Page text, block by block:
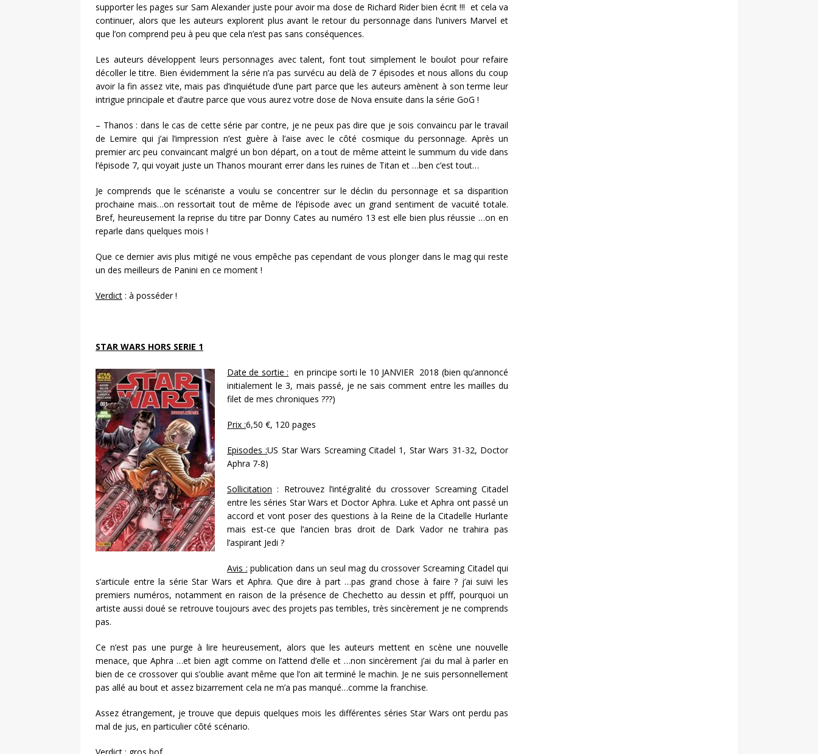
supporter les pages sur Sam Alexander juste pour avoir ma dose de Richard Rider bien écrit !!! et cela va
continuer, alors que les auteurs explorent plus avant le retour du personnage dans l’univers Marvel et
que l’on comprend peu à peu que cela n’est pas sans conséquences.
Les auteurs développent leurs personnages avec talent, font tout simplement le boulot pour refaire
décoller le titre. Bien évidemment la série n’a pas survécu au delà de 7 épisodes et nous allons du coup
avoir la fin assez vite, mais pas d’inquiétude d’une part parce que les auteurs amènent à son terme leur
intrigue principale et d’autre parce que vous aurez votre dose de Nova ensuite dans la série GoG !
– Thanos : dans le cas de cette série par contre, je ne peux pas dire que je sois convaincu par le travail
de Lemire qui j’ai l’impression n’est guère à l’aise avec le côté cosmique du personnage. Après un
premier arc peu convaincant malgré un bon départ, on a tout de même atteint le summum du vide dans
l’épisode 7, qui voyait juste un Thanos mourant errer dans les ruines de Titan et …ben c’est tout…
Je comprends que le scénariste a voulu se concentrer sur le déclin du personnage et sa disparition
prochaine mais…on ressortait tout de même de l’épisode avec un grand sentiment de vacuité totale.
Bref, heureusement la reprise du titre par Donny Cates au numéro 13 est elle bien plus réussie …on en
reparle dans quelques mois !
Que ce dernier avis plus mitigé ne vous empêche pas cependant de vous plonger dans le mag qui reste
un des meilleurs de Panini en ce moment !
Verdict : à posséder !
STAR WARS HORS SERIE 1
Date de sortie : en principe sorti le 10 JANVIER 2018 (bien qu’annoncé
initialement le 3, mais passé, je ne sais comment entre les mailles du
filet de mes chroniques ???)
Prix :6,50 €, 120 pages
Episodes :US Star Wars Screaming Citadel 1, Star Wars 31-32, Doctor
Aphra 7-8)
Sollicitation : Retrouvez l’intégralité du crossover Screaming Citadel
entre les séries Star Wars et Doctor Aphra. Luke et Aphra ont passé un
accord et vont poser des questions à la Reine de la Citadelle Hurlante
mais est-ce que l’ancien bras droit de Dark Vador ne trahira pas
l’aspirant Jedi ?
Avis : publication dans un seul mag du crossover Screaming Citadel qui
s’articule entre la série Star Wars et Aphra. Que dire à part …pas grand chose à faire ? j’ai suivi les
premiers numéros, notamment en raison de la présence de Chechetto au dessin et pfff, pourquoi un
artiste aussi doué se retrouve toujours avec des projets pas terribles, très sincèrement je ne comprends
pas.
Ce n’est pas une purge à lire heureusement, alors que les auteurs mettent en scène une nouvelle
menace, que Aphra …et bien agit comme on l’attend d’elle et …non sincèrement j’ai du mal à parler en
bien de ce crossover qui s’oublie avant même que l’on ait terminé le machin. Je ne suis personnellement
pas allé au bout et assez bizarrement cela ne m’a pas manqué…comme la franchise.
Assez étrangement, je trouve que depuis quelques mois les différentes séries Star Wars ont perdu pas
mal de jus, en particulier côté scénario.